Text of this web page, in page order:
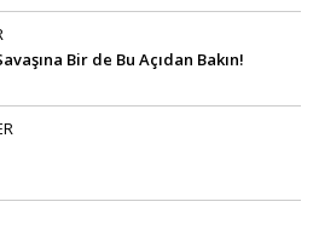
Bir de Bu Açıdan Bakın!